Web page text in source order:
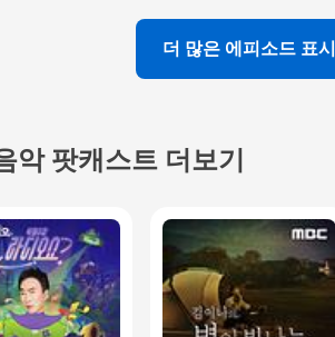
더 많은 에피소드 표시
악 팟캐스트 더보기